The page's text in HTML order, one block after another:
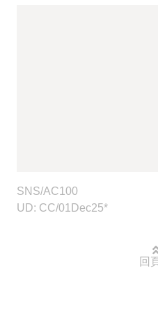
SNS/AC100
UD: CC/01Dec25*
回